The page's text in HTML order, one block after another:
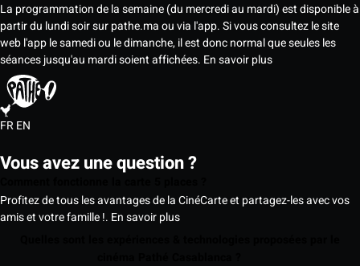
La programmation de la semaine (du mercredi au mardi) est disponible à
partir du lundi soir sur pathe.ma ou via l'app. Si vous consultez le site
web l'app le samedi ou le dimanche, il est donc normal que seules les
séances jusqu'au mardi soient affichées. En savoir plus
FREN
Vous avez une question ?
Profitez de tous les avantages de la CinéCarte et partagez-les avec vos
amis et votre famille !. En savoir plus